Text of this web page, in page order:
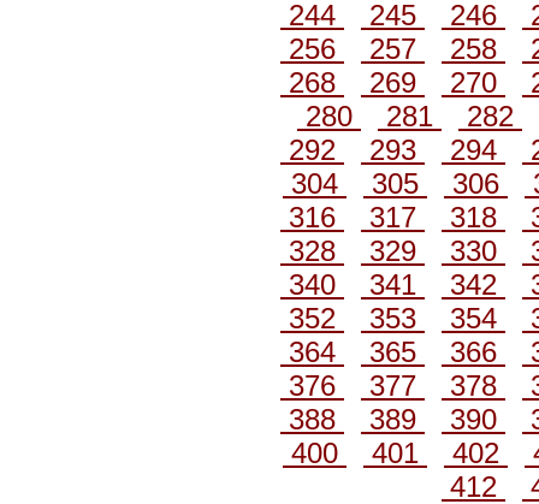
244
245 246
256
257 258
268
269 270
280
281
282
292
293 294
304
305 306
316
317 318
328
329 330
340
341 342
352
353 354
364
365 366
376
377 378
388
389 390
400
401 402
412